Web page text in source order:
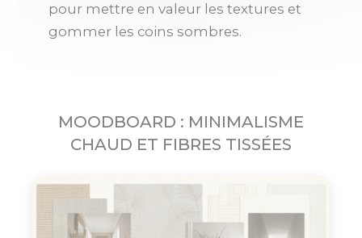
pour mettre en valeur les textures et
gommer les coins sombres.
MOODBOARD : MINIMALISME
CHAUD ET FIBRES TISSÉES